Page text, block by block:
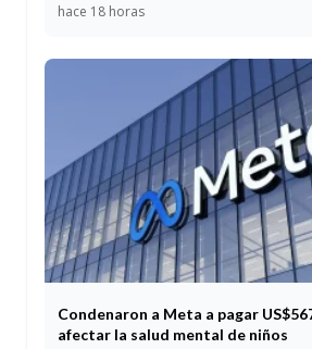
hace 18 horas
Condenaron a Meta a pagar
afectar la salud mental de niños